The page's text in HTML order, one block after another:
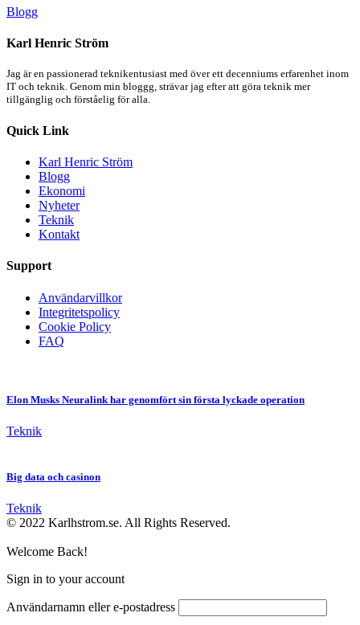
Blogg
Karl Henric Ström
Jag är en passionerad teknikentusiast med över ett decenniums erfarenhet inom
IT och teknik. Genom min bloggg, strävar jag efter att göra teknik mer
tillgänglig och förståelig för alla.
Quick Link
Karl Henric Ström
Blogg
Ekonomi
Nyheter
Teknik
Kontakt
Support
Användarvillkor
Integritetspolicy
Cookie Policy
FAQ
Elon Musks Neuralink har genomfört sin första lyckade operation
Teknik
Big data och casinon
Teknik
© 2022 Karlhstrom.se. All Rights Reserved.
Welcome Back!
Sign in to your account
Användarnamn eller e-postadress